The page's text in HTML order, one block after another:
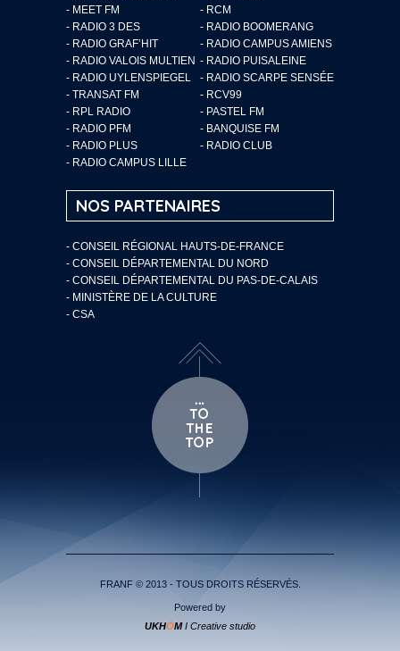
- MEET FM
- RCM
- RADIO 3 DES
- RADIO BOOMERANG
- RADIO GRAF’HIT
- RADIO CAMPUS AMIENS
- RADIO VALOIS MULTIEN - RADIO PUISALEINE
- RADIO UYLENSPIEGEL
- RADIO SCARPE SENSÉE
- TRANSAT FM
- RCV99
- RPL RADIO
- PASTEL FM
- RADIO PFM
- BANQUISE FM
- RADIO PLUS
- RADIO CLUB
- RADIO CAMPUS LILLE
NOS PARTENAIRES
- CONSEIL RÉGIONAL HAUTS-DE-FRANCE
- CONSEIL DÉPARTEMENTAL DU NORD
- CONSEIL DÉPARTEMENTAL DU PAS-DE-CALAIS
- MINISTÈRE DE LA CULTURE
- CSA
FRANF © 2013 - TOUS DROITS RÉSERVÉS.
Powered by
UKHÖMI Creative studio